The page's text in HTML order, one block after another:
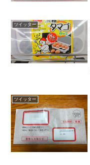
ツイッター
ツイッター